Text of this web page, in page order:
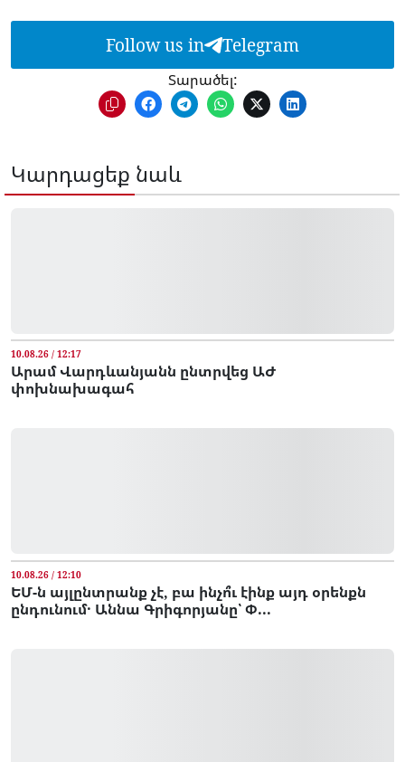
Follow us in Telegram
Տարածել:
Կարդացեք նաև
10.08.26 / 12:17
Արամ Վարդևանյանն ընտրվեց ԱԺ
փոխնախագահ
10.08.26 / 12:10
ԵՄ-ն այլընտրանք չէ, բա ինչո՞ւ էինք այդ օրենքն
ընդունում․ Աննա Գրիգորյանը՝ Փ...